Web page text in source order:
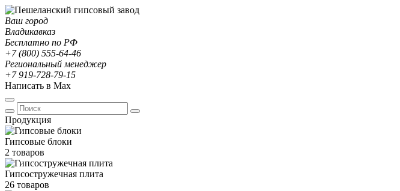
Ваш город
Владикавказ
Бесплатно по РФ
+7 (800) 555-64-46
Региональный менеджер
+7 919-728-79-15
Написать в Max
Продукция
Гипсовые блоки
2 товаров
Гипсостружечная плита
26 товаров